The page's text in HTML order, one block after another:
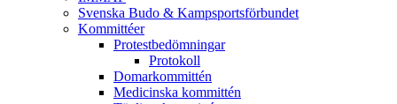
Svenska Budo & Kampsportsförbundet
Kommittéer
Protestbedömningar
Protokoll
Domarkommittén
Medicinska kommittén